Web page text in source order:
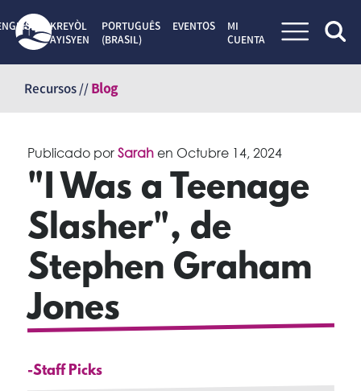
contenido
KREYÒL
AYISYEN
PORTUGUÊS
(BRASIL)
EVENTOS
MI
CUENTA
Recursos //Blog
Publicado por Sarahen Octubre 14, 2024
"I Was a Teenage
Slasher", de
Stephen Graham
Jones
-Staff Picks